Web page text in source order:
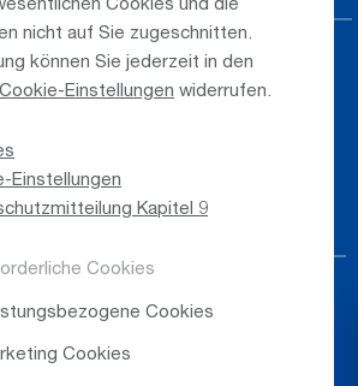
nicht auf Sie zugeschnitten.
können Sie jederzeit in den
Cookie-Einstellungen widerrufen.
Einstellungen
Kapitel 9